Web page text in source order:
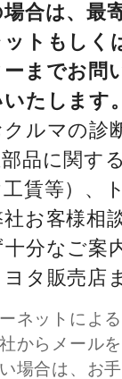
合は、最
トもしく
までお問
たします。
ルマの診
品に関す
賃等）、
お客様相
分なご案
タ販売店
ネットによ
からメール
場合は、お